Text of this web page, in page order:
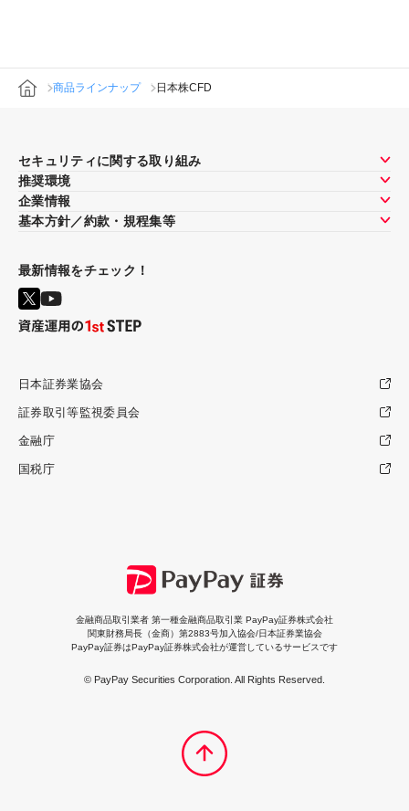
商品ラインナップ 日本株CFD
セキュリティに関する取り組み
推奨環境
企業情報
基本方針／約款・規程集等
最新情報をチェック！
日本証券業協会
証券取引等監視委員会
金融庁
国税庁
金融商品取引業者 第一種金融商品取引業 PayPay証券株式会社
関東財務局長（金商）第2883号加入協会/日本証券業協会
PayPay証券はPayPay証券株式会社が運営しているサービスです
© PayPay Securities Corporation. All Rights Reserved.